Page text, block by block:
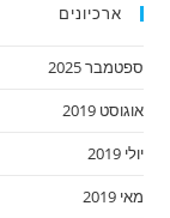
ארכיונים
ספטמבר 2025
אוגוסט 2019
יולי 2019
מאי 2019